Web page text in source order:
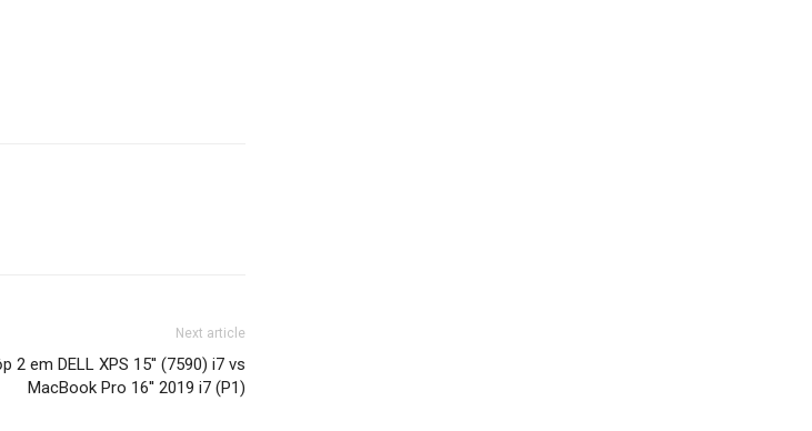
Next article
2 em DELL XPS 15'' (7590) i7 vs
MacBook Pro 16'' 2019 i7 (P1)